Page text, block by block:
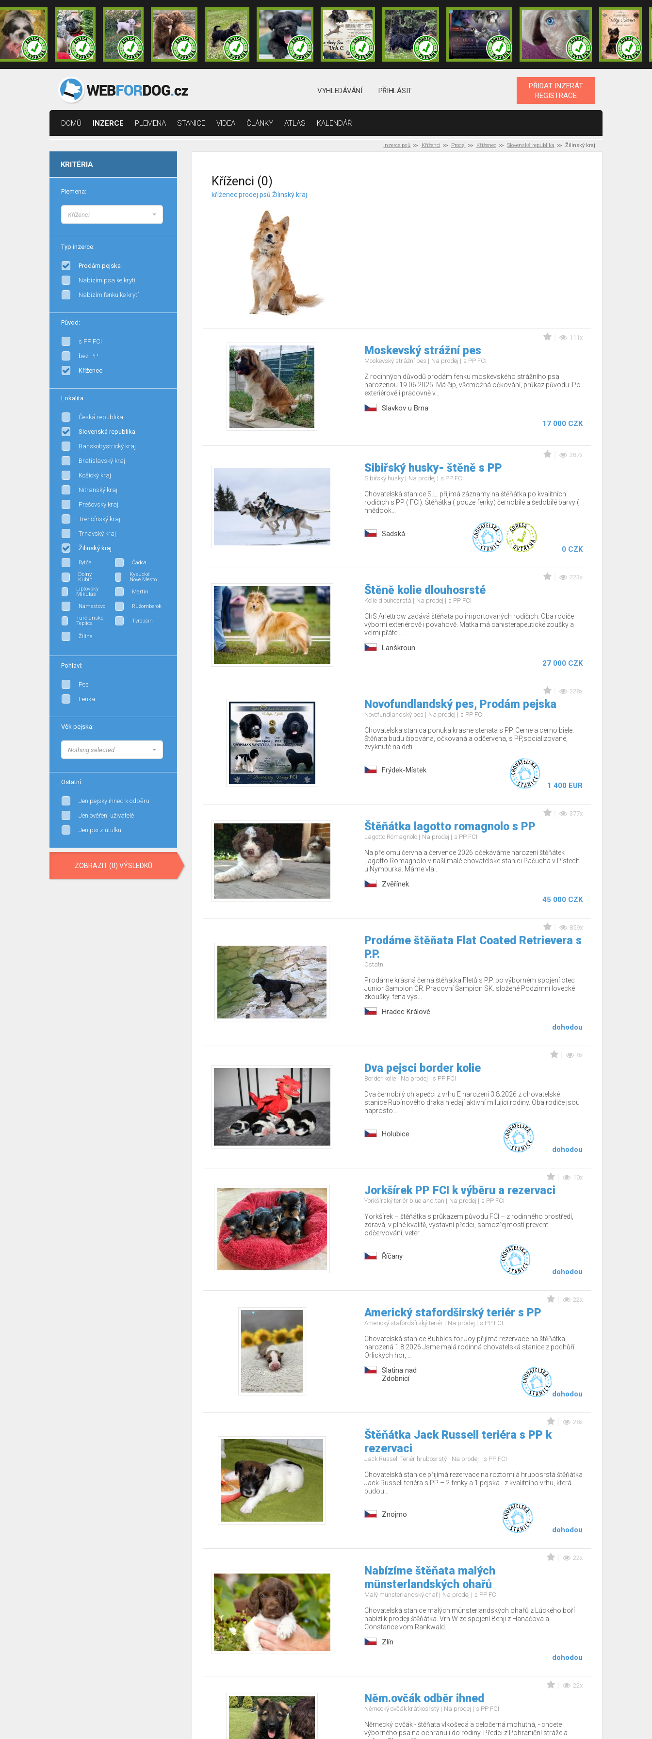
VYHLEDÁVÁNÍ PŘIHLÁSIT
PŘIDAT INZERÁT
REGISTRACE
DOMŮ INZERCE PLEMENA STANICE VIDEA ČLÁNKY ATLAS KALENDÁŘ
Inzerce psů Kříženci Prodej Kříženec Slovenská republika Žilinský kraj
KRITÉRIA
Plemena:
Kříženci
Typ inzerce:
Prodám pejska
Nabízím psa ke krytí
Nabízím fenku ke krytí
Původ:
s PP FCI
bez PP
Kříženec
Lokalita:
Česká republika
Slovenská republika
Banskobystrický kraj
Bratislavský kraj
Košický kraj
Nitranský kraj
Prešovský kraj
Trenčínský kraj
Trnavský kraj
Žilinský kraj
Bytča
Čadca
Dolný
Kubín
Kysucké
Nové Mesto
Liptovský
Mikuláš
Martin
Námestovo
Ružomberok
Turčianske
Teplice
Tvrdošín
Žilina
Pohlaví:
Pes
Fenka
Věk pejska:
Nothing selected
Ostatní:
Jen pejsky ihned k odběru
Jen ověření uživatelé
Jen psi z útulku
ZOBRAZIT (0) VÝSLEDKŮ
Kříženci (0)
kříženec prodej psů Žilinský kraj
111x
Moskevský strážní pes
Moskevský strážní pes Na prodej s PP FCI
Z rodinných důvodů prodám fenku moskevského strážního psa
narozenou 19.06.2025. Má čip, všemožná očkování, průkaz původu. Po
exteriérově i pracovně v...
Slavkov u Brna
17 000 CZK
287x
Sibiřský husky- štěně s PP
Sibiřský husky Na prodej s PP FCI
Chovatelská stanice S.L. přijímá záznamy na štěňátka po kvalitních
rodičích s PP ( FCI). Štěňátka ( pouze fenky) černobílé a šedobílé barvy (
hnědook...
Sadská
0 CZK
223x
Štěně kolie dlouhosrsté
Kolie dlouhosrstá Na prodej s PP FCI
ChS Arlettrow zadává štěňata po importovaných rodičích. Oba rodiče
výborní exteriérově i povahově. Matka má canisterapeutické zoušky a
velmi přátel...
Lanškroun
27 000 CZK
228x
Novofundlandský pes, Prodám pejska
Novofundlandský pes Na prodej s PP FCI
Chovatelska stanica ponuka krasne stenata s PP. Cerne a cerno biele.
Štěňata budu čipována, očkovaná a odčervena, s PP,socializované,
zvyknuté na deti...
Frýdek-Místek
1 400 EUR
377x
Štěňátka lagotto romagnolo s PP
Lagotto Romagnolo Na prodej s PP FCI
Na přelomu června a července 2026 očekáváme narození štěňátek
Lagotto Romagnolo v naší malé chovatelské stanici Pačucha v Pístech
u Nymburka. Máme vla...
Zvěřínek
45 000 CZK
859x
Prodáme štěňata Flat Coated Retrievera s
P.P.
Ostatní
Prodáme krásná černá štěňátka Fletů s P.P. po výborném spojení otec
Junior Šampion ČR. Pracovní Šampion SK. složené Podzimní lovecké
zkoušky. fena výs...
Hradec Králové
dohodou
8x
Dva pejsci border kolie
Border kolie Na prodej s PP FCI
Dva černobílý chlapečci z vrhu E narozeni 3.8.2026 z chovatelské
stanice Rubínového draka hledají aktivní milující rodiny. Oba rodiče jsou
naprosto...
Holubice
dohodou
10x
Jorkšírek PP FCI k výběru a rezervaci
Yorkšírský teriér blue and tan Na prodej s PP FCI
Yorkšírek – štěňátka s průkazem původu FCI – z rodinného prostředí,
zdravá, v plné kvalitě, výstavní předci, samozřejmostí prevent.
odčervování, veter...
Říčany
dohodou
22x
Americký stafordširský teriér s PP
Americký stafordšírský teriér Na prodej s PP FCI
Chovatelská stanice Bubbles for Joy přijímá rezervace na štěňátka
narozená 1.8.2026 Jsme malá rodinná chovatelská stanice z podhůří
Orlických hor, ...
Slatina nad
Zdobnicí
dohodou
28x
Štěňátka Jack Russell teriéra s PP k
rezervaci
Jack Russell Teriér hrubosrstý Na prodej s PP FCI
Chovatelská stanice přijímá rezervace na roztomilá hrubosrstá štěňátka
Jack Russell teriéra s PP – 2 fenky a 1 pejska - z kvalitního vrhu, která
budou...
Znojmo
dohodou
22x
Nabízíme štěňata malých
münsterlandských ohařů
Malý münsterlandský ohař Na prodej s PP FCI
Chovatelská stanice malých münsterlandských ohařů z Lúckého boří
nabízí k prodeji štěňátka. Vrh W ze spojení Benji z Hanačova a
Constance vom Rankwald...
Zlín
dohodou
22x
Něm.ovčák odběr ihned
Německý ovčák krátkosrstý Na prodej s PP FCI
Německý ovčák - štěňata vlkošedá a celočerná mohutná, - chcete
výborného psa na ochranu i do rodiny. Předci z Pohraniční stráže a